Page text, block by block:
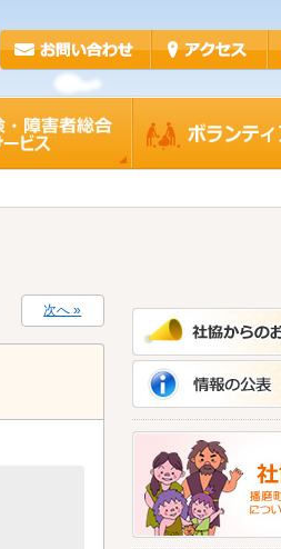
次へ »